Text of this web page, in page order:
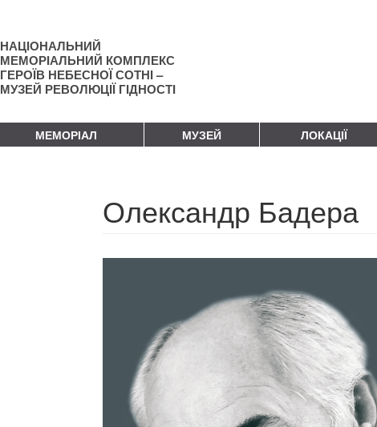
НАЦІОНАЛЬНИЙ
МЕМОРІАЛЬНИЙ КОМПЛЕКС
ГЕРОЇВ НЕБЕСНОЇ СОТНІ –
МУЗЕЙ РЕВОЛЮЦІЇ ГІДНОСТІ
МЕМОРІАЛ МУЗЕЙ ЛОКАЦІЇ
Олександр Бадера